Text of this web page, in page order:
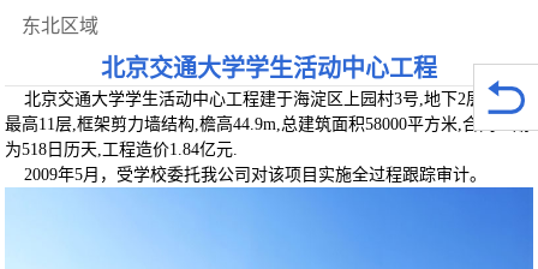
东北区域
北京交通大学学生活动中心工程
北京交通大学学生活动中心工程建于海淀区上园村3号,地下2层,地上
最高11层,框架剪力墙结构,檐高44.9m,总建筑面积58000平方米,合同工期
为518日历天,工程造价1.84亿元.
2009年5月，受学校委托我公司对该项目实施全过程跟踪审计。